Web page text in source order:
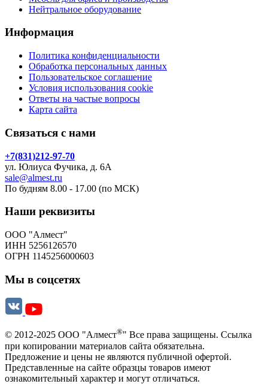
Нейтральное оборудование
Информация
Политика конфиденциальности
Обработка персональных данных
Пользовательское соглашение
Условия использования cookie
Ответы на частые вопросы
Карта сайта
Связаться с нами
+7(831)212-97-70
ул. Юлиуса Фучика, д. 6А
sale@almest.ru
По будням 8.00 - 17.00 (по МСК)
Наши реквизиты
ООО "Алмест"
ИНН 5256126570
ОГРН 1145256000603
Мы в соцсетях
© 2012-2025 ООО "Алмест®" Все права защищены. Ссылка
при копировании материалов сайта обязательна.
Предложение и цены не являются публичной офертой.
Представленные на сайте образцы товаров имеют
ознакомительный характер и могут отличаться.